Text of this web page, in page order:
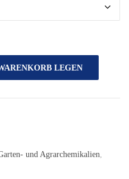
LEGEN
und Agrarchemikalien,